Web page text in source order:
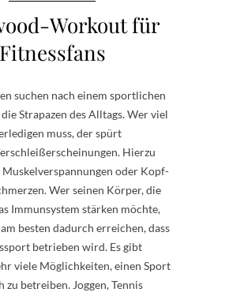
Workout für
Fitnessfans
suchen nach einem sportlichen
Strapazen des Alltags. Wer viel
muss, der spürt
Hierzu
oder Kopf-
Wer seinen Körper, die
Immunsystem stärken möchte,
besten dadurch erreichen, dass
betrieben wird. Es gibt
viele Möglichkeiten, einen Sport
zu betreiben. Joggen, Tennis